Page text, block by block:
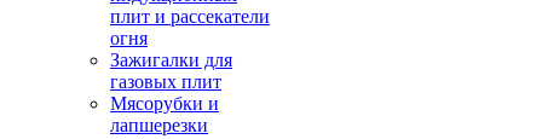
плит и рассекатели
огня
Зажигалки для
газовых плит
Мясорубки и
лапшерезки